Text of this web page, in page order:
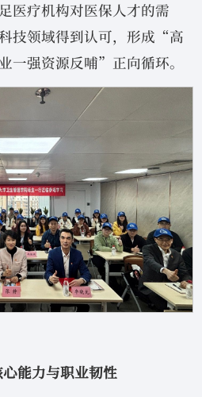
医疗机构对医保人才的需
技领域得到认可，形成“高
一强资源反哺”正向循环。
能力与职业韧性